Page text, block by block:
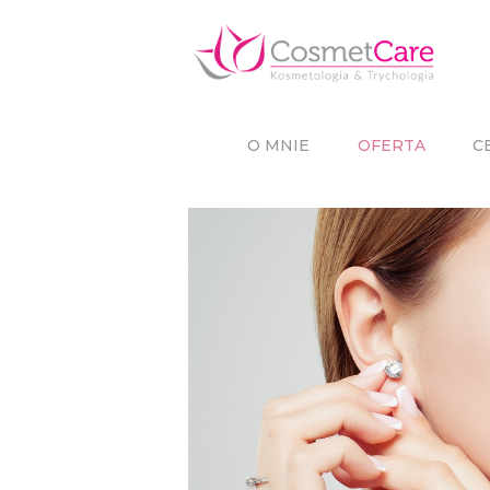
O MNIE OFERTA